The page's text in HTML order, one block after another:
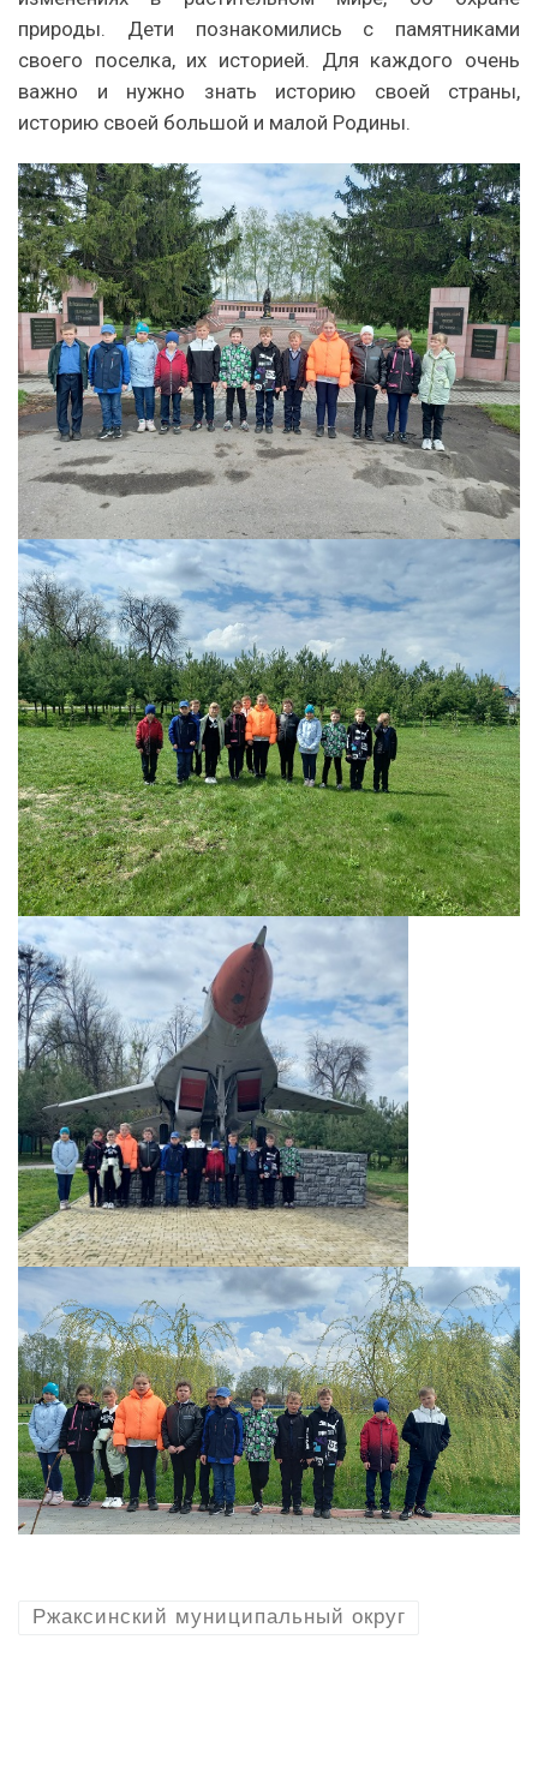
природы. Дети познакомились с памятниками
своего поселка, их историей. Для каждого очень
важно и нужно знать историю своей страны,
историю своей большой и малой Родины.
Ржаксинский муниципальный округ